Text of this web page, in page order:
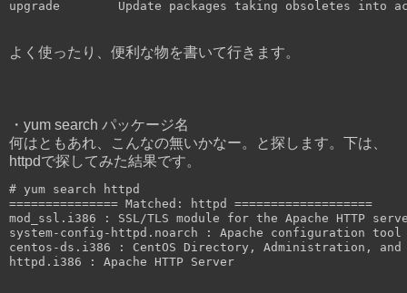
よく使ったり、便利な物を書いて行きます。
・yum search パッケージ名
何はともあれ、こんなの無いかなー。と探します。下は、
httpdで探してみた結果です。
# yum search httpd
=============== Matched: httpd ===================
mod_ssl.i386 : SSL/TLS module for the Apache HTTP
system-config-httpd.noarch : Apache configuration tool
centos-ds.i386 : CentOS Directory, Administration, and